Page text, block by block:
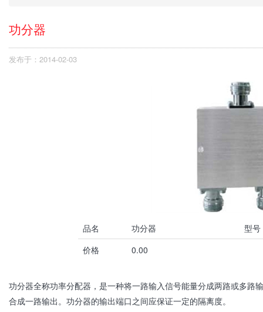
功分器
发布于：2014-02-03
品名 功分器
型号
价格
0.00
功分器全称功率分配器，是一种将一路输入信号能量分成两路或多路
合成一路输出。功分器的输出端口之间应保证一定的隔离度。